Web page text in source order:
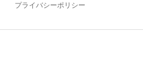
プライバシーポリシー